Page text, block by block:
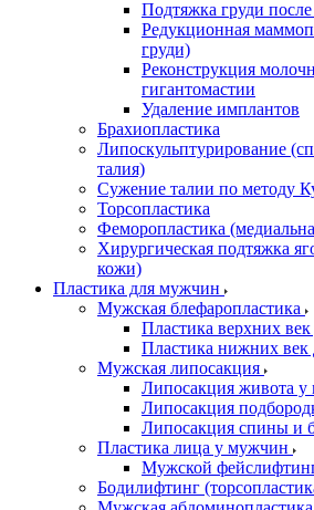
Подтяжка груди
Редукционная
груди)
Реконструкция
гигантомастии
Удаление имплантов
Брахиопластика
Липоскульптурирование
талия)
Сужение талии по методу
Торсопластика
Феморопластика
Хирургическая подтяжка
кожи)
Пластика для мужчин
Мужская блефаропластика
Пластика верхних
Пластика нижних
Мужская липосакция
Липосакция живота
Липосакция
Липосакция спины и
Пластика лица у мужчин
Мужской
Бодилифтинг